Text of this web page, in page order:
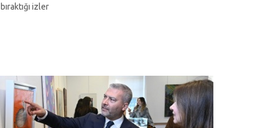
bıraktığı izler